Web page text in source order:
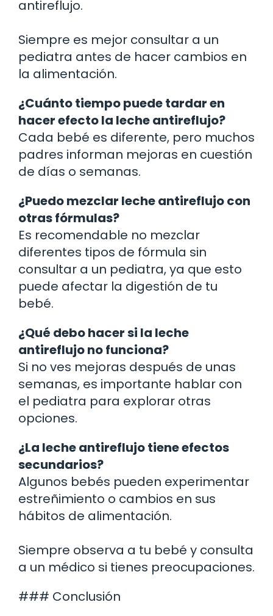
antireflujo.
Siempre es mejor consultar a un
pediatra antes de hacer cambios en
la alimentación.
¿Cuánto tiempo puede tardar en
hacer efecto la leche antireflujo?
Cada bebé es diferente, pero muchos
padres informan mejoras en cuestión
de días o semanas.
¿Puedo mezclar leche antireflujo con
otras fórmulas?
Es recomendable no mezclar
diferentes tipos de fórmula sin
consultar a un pediatra, ya que esto
puede afectar la digestión de tu
bebé.
¿Qué debo hacer si la leche
antireflujo no funciona?
Si no ves mejoras después de unas
semanas, es importante hablar con
el pediatra para explorar otras
opciones.
¿La leche antireflujo tiene efectos
secundarios?
Algunos bebés pueden experimentar
estreñimiento o cambios en sus
hábitos de alimentación.
Siempre observa a tu bebé y consulta
a un médico si tienes preocupaciones.
### Conclusión